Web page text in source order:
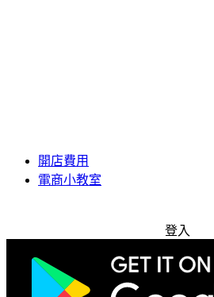
開店費用
電商小教室
登入